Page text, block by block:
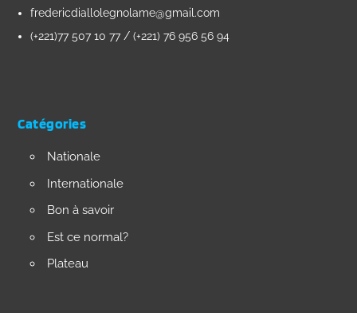
fredericdiallolegnolame@gmail.com
(+221)77 507 10 77 / (+221) 76 956 56 94
Catégories
Nationale
Internationale
Bon à savoir
Est ce normal?
Plateau